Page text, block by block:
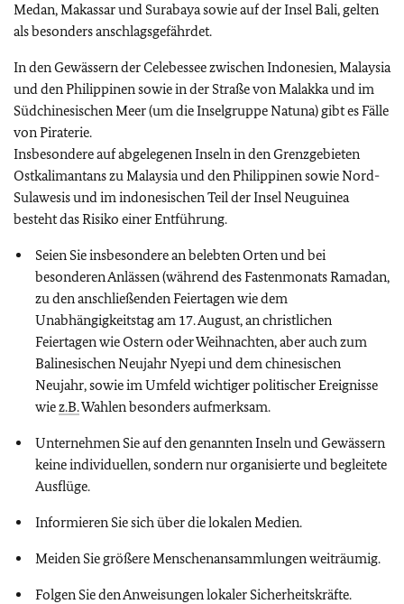
Medan, Makassar und Surabaya sowie auf der Insel Bali, gelten
als besonders anschlagsgefährdet.
In den Gewässern der Celebessee zwischen Indonesien, Malaysia
und den Philippinen sowie in der Straße von Malakka und im
Südchinesischen Meer (um die Inselgruppe Natuna) gibt es Fälle
von Piraterie.
Insbesondere auf abgelegenen Inseln in den Grenzgebieten
Ostkalimantans zu Malaysia und den Philippinen sowie Nord-
Sulawesis und im indonesischen Teil der Insel Neuguinea
besteht das Risiko einer Entführung.
Seien Sie insbesondere an belebten Orten und bei
besonderen Anlässen (während des Fastenmonats Ramadan,
zu den anschließenden Feiertagen wie dem
Unabhängigkeitstag am 17. August, an christlichen
Feiertagen wie Ostern oder Weihnachten, aber auch zum
Balinesischen Neujahr Nyepi und dem chinesischen
Neujahr, sowie im Umfeld wichtiger politischer Ereignisse
wiez.B.Wahlen besonders aufmerksam.
Unternehmen Sie auf den genannten Inseln und Gewässern
keine individuellen, sondern nur organisierte und begleitete
Ausflüge.
Informieren Sie sich über die lokalen Medien.
Meiden Sie größere Menschenansammlungen weiträumig.
Folgen Sie den Anweisungen lokaler Sicherheitskräfte.